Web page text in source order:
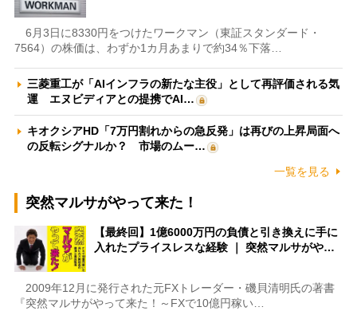
6月3日に8330円をつけたワークマン（東証スタンダード・
7564）の株価は、わずか1カ月あまりで約34％下落…
三菱重工が「AIインフラの新たな主役」として再評価される気
運 エヌビディアとの提携でAI…
キオクシアHD「7万円割れからの急反発」は再びの上昇局面へ
の反転シグナルか？ 市場のムー…
一覧を見る
突然マルサがやって来た！
【最終回】1億6000万円の負債と引き換えに手に
入れたプライスレスな経験 ｜ 突然マルサがや…
2009年12月に発行された元FXトレーダー・磯貝清明氏の著書
『突然マルサがやって来た！～FXで10億円稼い…